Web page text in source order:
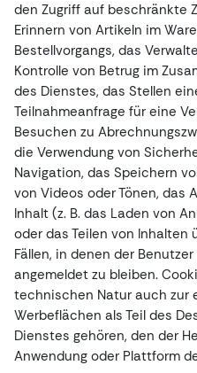
den Zugriff auf beschränkte
Erinnern von Artikeln im
Bestellvorgangs, das
Kontrolle von Betrug im
des Dienstes, das Stellen
Teilnahmeanfrage für eine
Besuchen zu
die Verwendung von
Navigation, das Speichern
von Videos oder Tönen, das
Inhalt (z. B. das Laden von
oder das Teilen von Inhalten
Fällen, in denen der
angemeldet zu bleiben.
technischen Natur auch zur
Werbeflächen als Teil des
Dienstes gehören, den der
Anwendung oder Plattform